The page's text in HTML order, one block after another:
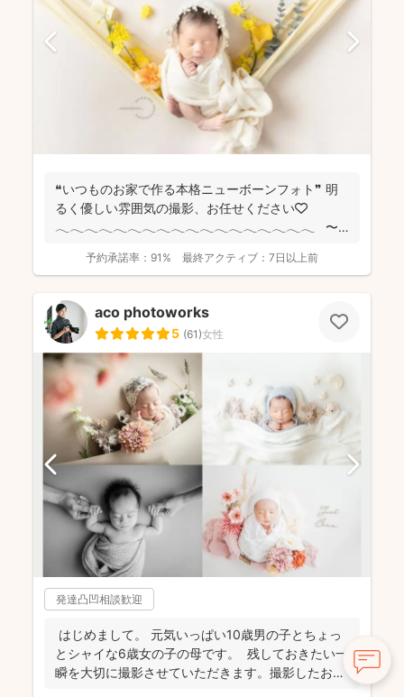
❝いつものお家で作る本格ニューボーンフォト❞ 明
るく優しい雰囲気の撮影、お任せください🤍
𓂃𓂃𓂃𓂃𓂃𓂃𓂃𓂃𓂃𓂃𓂃𓂃𓂃𓂃𓂃𓂃𓂃𓂃 〜
予約承諾率： 91% 最終アクティブ： 7日以上前
aco photoworks
5 (61)女性
発達凸凹相談歓迎
はじめまして。 元気いっぱい10歳男の子とちょっ
とシャイな6歳女の子の母です。 残しておきたい一
瞬を大切に撮影させていただきます。撮影したお